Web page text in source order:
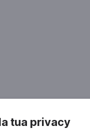
tua privacy